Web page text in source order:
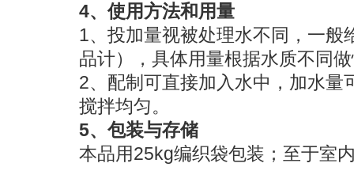
4、使用方法和用量
1、投加量视被处理水不同，一
品计），具体用量根据水质不同
2、配制可直接加入水中，加水量
搅拌均匀。
5、包装与存储
本品用25kg编织袋包装；至于